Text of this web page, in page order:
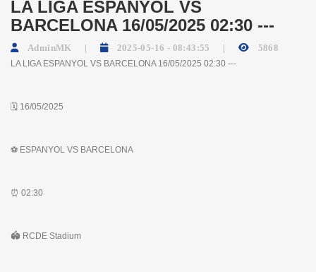
LA LIGA ESPANYOL VS
BARCELONA 16/05/2025 02:30 ---
AdminMK 2025-05-16 - 08:43:55 5868
LA LIGA ESPANYOL VS BARCELONA 16/05/2025 02:30 ---
🗓 16/05/2025
⚽️ ESPANYOL VS BARCELONA
⏰ 02:30
🏟 RCDE Stadium